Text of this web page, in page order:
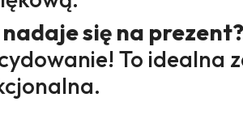
nadaje się na prezent?
To idealna